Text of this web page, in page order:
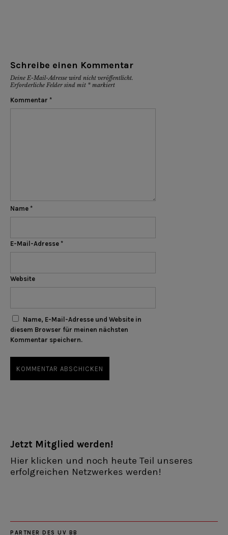
Schreibe einen Kommentar
Deine E-Mail-Adresse wird nicht veröffentlicht.
Erforderliche Felder sind mit * markiert
Kommentar *
Name *
E-Mail-Adresse *
Website
Name, E-Mail-Adresse und Website in
diesem Browser für meinen nächsten
Kommentar speichern.
Jetzt Mitglied werden!
Hier klicken und noch heute Teil unseres
erfolgreichen Netzwerkes werden!
PARTNER DES UV BB